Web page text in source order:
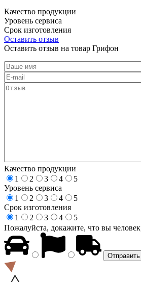
Качество продукции
Уровень сервиса
Срок изготовления
Оставить отзыв
Оставить отзыв на товар Грифон
Качество продукции
1
2 3 4
5
Уровень сервиса
1
2 3 4
5
Срок изготовления
1
2 3 4
5
Пожалуйста, докажите, что вы